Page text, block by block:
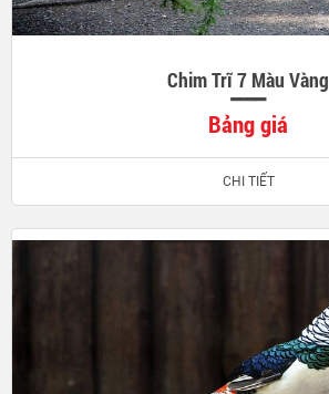
Chim Trĩ 7 Màu Vàng
Bảng giá
CHI TIẾT